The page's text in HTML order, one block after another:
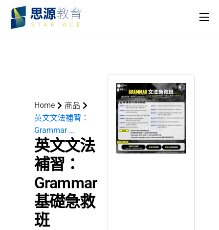
主頁
關於我們
Home
商品
英文文法補習：
Grammar ...
英文文法
補習：
Grammar
基礎急救
班